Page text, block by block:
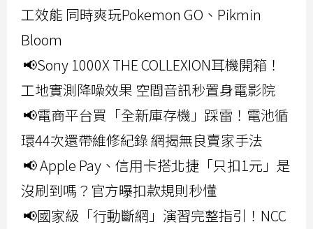
工效能 同時爽玩Pokemon GO、Pikmin
Bloom
📢Sony 1000X THE COLLEXION耳機開箱！
工地實測降噪效果 空間音訊秒置身電影院
📢電商平台買「全新庫存機」踩雷！電池循
環44次還帶維修紀錄 網揭無良賣家手法
📢 Apple Pay、信用卡搭北捷「只扣1元」是
沒刷到嗎？官方曝扣款規則秒懂
📢國家級「行動斷網」演習完整指引！NCC